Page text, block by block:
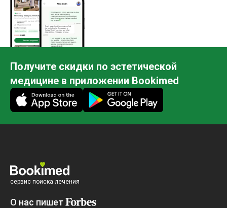
Получите скидки по эстетической
медицине в приложении Bookimed
сервис поиска лечения
О нас пишет